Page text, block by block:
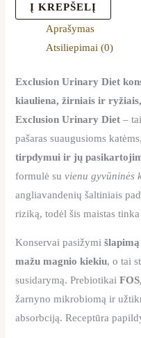
Į KREPŠELĮ
Aprašymas
Atsiliepimai (0)
Exclusion Urinary Diet
kiauliena, žirniais ir
Exclusion Urinary Diet –
pašaras suaugusioms
tirpdymui ir jų
formulė suvienu gyvūninės
angliavandenių šaltiniais
riziką, todėl šis maistas
Konservai pasižymi
mažu magnio kiekiu, o tai
susidarymą. Prebiotikai
žarnyno mikrobiomą ir
absorbciją. Receptūra